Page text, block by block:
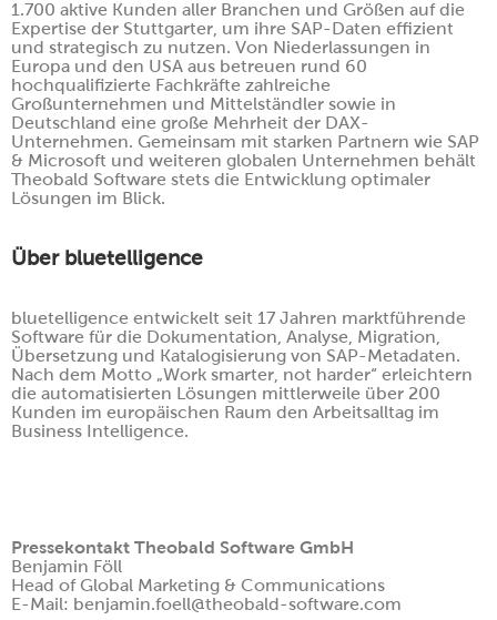
1.700 aktive Kunden aller Branchen und Größen auf die
Expertise der Stuttgarter, um ihre SAP-Daten effizient
und strategisch zu nutzen. Von Niederlassungen in
Europa und den USA aus betreuen rund 60
hochqualifizierte Fachkräfte zahlreiche
Großunternehmen und Mittelständler sowie in
Deutschland eine große Mehrheit der DAX-
Unternehmen. Gemeinsam mit starken Partnern wie SAP
& Microsoft und weiteren globalen Unternehmen behält
Theobald Software stets die Entwicklung optimaler
Lösungen im Blick.
Über bluetelligence
bluetelligence entwickelt seit 17 Jahren marktführende
Software für die Dokumentation, Analyse, Migration,
Übersetzung und Katalogisierung von SAP-Metadaten.
Nach dem Motto „Work smarter, not harder“ erleichtern
die automatisierten Lösungen mittlerweile über 200
Kunden im europäischen Raum den Arbeitsalltag im
Business Intelligence.
Pressekontakt Theobald Software GmbH
Benjamin Föll
Head of Global Marketing & Communications
E-Mail: benjamin.foell@theobald-software.com